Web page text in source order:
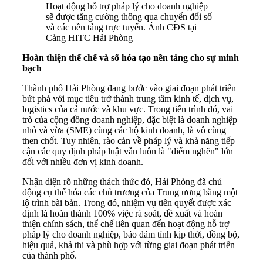
Hoạt động hỗ trợ pháp lý cho doanh nghiệp
sẽ được tăng cường thông qua chuyển đổi số
và các nền tảng trực tuyến. Ảnh CĐS tại
Cảng HITC Hải Phòng
Hoàn thiện thể chế và số hóa tạo nền tảng cho sự minh
bạch
Thành phố Hải Phòng đang bước vào giai đoạn phát triển
bứt phá với mục tiêu trở thành trung tâm kinh tế, dịch vụ,
logistics của cả nước và khu vực. Trong tiến trình đó, vai
trò của cộng đồng doanh nghiệp, đặc biệt là doanh nghiệp
nhỏ và vừa (SME) cùng các hộ kinh doanh, là vô cùng
then chốt. Tuy nhiên, rào cản về pháp lý và khả năng tiếp
cận các quy định pháp luật vẫn luôn là "điểm nghẽn" lớn
đối với nhiều đơn vị kinh doanh.
Nhận diện rõ những thách thức đó, Hải Phòng đã chủ
động cụ thể hóa các chủ trương của Trung ương bằng một
lộ trình bài bản. Trong đó, nhiệm vụ tiên quyết được xác
định là hoàn thành 100% việc rà soát, đề xuất và hoàn
thiện chính sách, thể chế liên quan đến hoạt động hỗ trợ
pháp lý cho doanh nghiệp, bảo đảm tính kịp thời, đồng bộ,
hiệu quả, khả thi và phù hợp với từng giai đoạn phát triển
của thành phố.